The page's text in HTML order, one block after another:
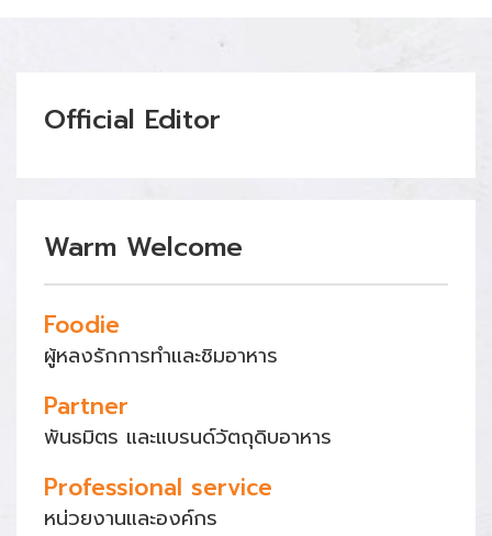
Official Editor
Warm Welcome
Foodie
ผู้หลงรักการทำและชิมอาหาร
Partner
พันธมิตร และแบรนด์วัตถุดิบอาหาร
Professional service
หน่วยงานและองค์กร